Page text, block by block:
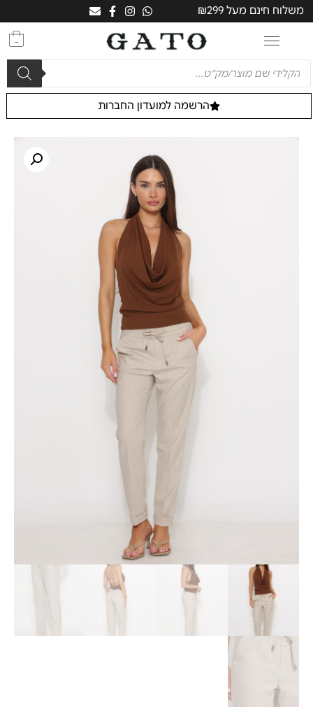
משלוח חינם מעל ₪299
0
הרשמה למועדון החברות